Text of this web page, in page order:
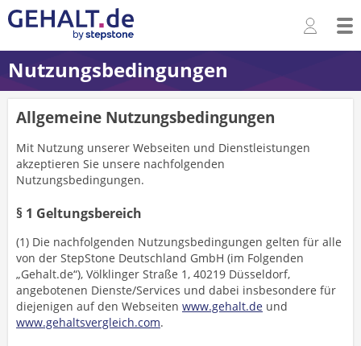
Nutzungsbedingungen
Allgemeine Nutzungsbedingungen
Mit Nutzung unserer Webseiten und Dienstleistungen
akzeptieren Sie unsere nachfolgenden
Nutzungsbedingungen.
§ 1 Geltungsbereich
(1) Die nachfolgenden Nutzungsbedingungen gelten für alle
von der StepStone Deutschland GmbH (im Folgenden
„Gehalt.de“), Völklinger Straße 1, 40219 Düsseldorf,
angebotenen Dienste/Services und dabei insbesondere für
diejenigen auf den Webseiten www.gehalt.de und
www.gehaltsvergleich.com.